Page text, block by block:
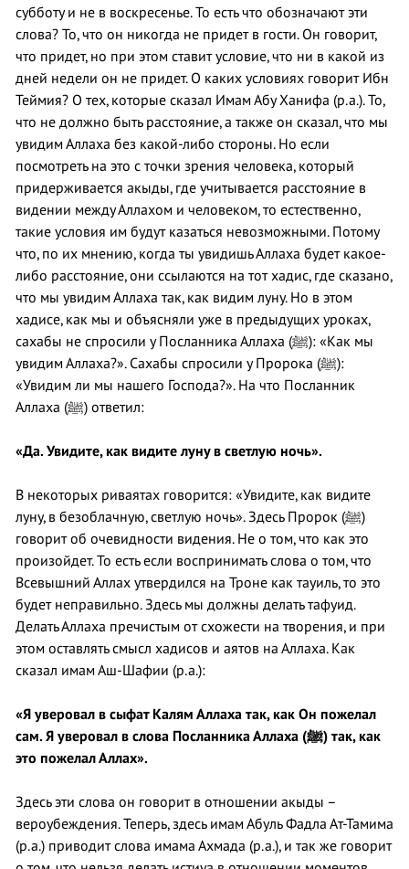
субботу и не в воскресенье. То есть что обозначают эти
слова? То, что он никогда не придет в гости. Он говорит,
что придет, но при этом ставит условие, что ни в какой из
дней недели он не придет. О каких условиях говорит Ибн
Теймия? О тех, которые сказал Имам Абу Ханифа (р.а.). То,
что не должно быть расстояние, а также он сказал, что мы
увидим Аллаха без какой-либо стороны. Но если
посмотреть на это с точки зрения человека, который
придерживается акыды, где учитывается расстояние в
видении между Аллахом и человеком, то естественно,
такие условия им будут казаться невозможными. Потому
что, по их мнению, когда ты увидишь Аллаха будет какое-
либо расстояние, они ссылаются на тот хадис, где сказано,
что мы увидим Аллаха так, как видим луну. Но в этом
хадисе, как мы и объясняли уже в предыдущих уроках,
сахабы не спросили у Посланника Аллаха (ﷺ): «Как мы
увидим Аллаха?». Сахабы спросили у Пророка (ﷺ):
«Увидим ли мы нашего Господа?». На что Посланник
Аллаха (ﷺ) ответил:
«Да. Увидите, как видите луну в светлую ночь».
В некоторых риваятах говорится: «Увидите, как видите
луну, в безоблачную, светлую ночь». Здесь Пророк (ﷺ)
говорит об очевидности видения. Не о том, что как это
произойдет. То есть если воспринимать слова о том, что
Всевышний Аллах утвердился на Троне как тауиль, то это
будет неправильно. Здесь мы должны делать тафуид.
Делать Аллаха пречистым от схожести на творения, и при
этом оставлять смысл хадисов и аятов на Аллаха. Как
сказал имам Аш-Шафии (р.а.):
«Я уверовал в сыфат Калям Аллаха так, как Он пожелал
сам. Я уверовал в слова Посланника Аллаха (ﷺ) так, как
это пожелал Аллах».
Здесь эти слова он говорит в отношении акыды –
вероубеждения. Теперь, здесь имам Абуль Фадла Ат-Тамима
(р.а.) приводит слова имама Ахмада (р.а.), и так же говорит